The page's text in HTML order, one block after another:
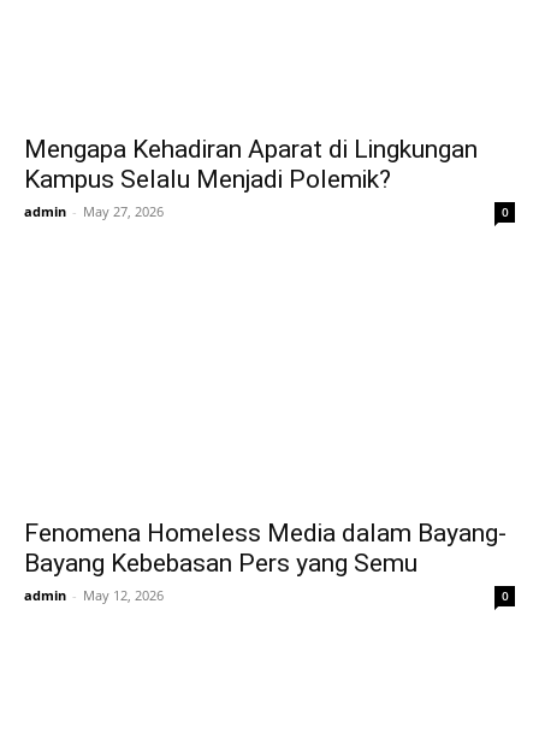
Mengapa Kehadiran Aparat di Lingkungan
Kampus Selalu Menjadi Polemik?
admin - May 27, 2026 0
Fenomena Homeless Media dalam Bayang-
Bayang Kebebasan Pers yang Semu
admin - May 12, 2026 0